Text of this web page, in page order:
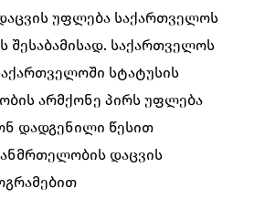
უფლება საქართველოს
შესაბამისად. საქართველოს
სტატუსის
არმქონე პირს უფლება
დადგენილი წესით
დაცვის